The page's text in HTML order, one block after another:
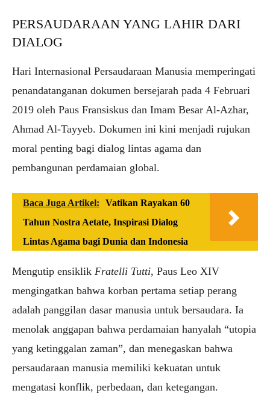
PERSAUDARAAN YANG LAHIR DARI
DIALOG
Hari Internasional Persaudaraan Manusia memperingati
penandatanganan dokumen bersejarah pada 4 Februari
2019 oleh Paus Fransiskus dan Imam Besar Al-Azhar,
Ahmad Al-Tayyeb. Dokumen ini kini menjadi rujukan
moral penting bagi dialog lintas agama dan
pembangunan perdamaian global.
Baca Juga Artikel:
Vatikan Rayakan 60
Tahun Nostra Aetate, Inspirasi Dialog
Lintas Agama bagi Dunia dan Indonesia
Mengutip ensiklik Fratelli Tutti, Paus Leo XIV
mengingatkan bahwa korban pertama setiap perang
adalah panggilan dasar manusia untuk bersaudara. Ia
menolak anggapan bahwa perdamaian hanyalah “utopia
yang ketinggalan zaman”, dan menegaskan bahwa
persaudaraan manusia memiliki kekuatan untuk
mengatasi konflik, perbedaan, dan ketegangan.